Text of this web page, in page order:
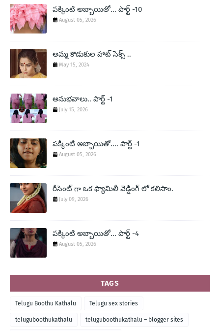
పక్కింటి అబ్బాయితో... పార్ట్ -10
August 05, 2026
అమ్మ కొడుకుల హాట్ సెక్స్ ..
May 15, 2024
అనుభవాలు.. పార్ట్ -1
July 15, 2026
పక్కింటి అబ్బాయితో.... పార్ట్ -1
August 05, 2026
రీసెంట్ గా ఒక ఫ్యామిలీ వెడ్డింగ్ లో కలిసాం.
July 09, 2026
పక్కింటి అబ్బాయితో... పార్ట్ -4
August 05, 2026
TAGS
Telugu Boothu Kathalu Telugu sex stories
teluguboothukathalu teluguboothukathalu – blogger sites